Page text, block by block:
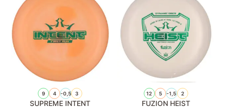
9 4 -0,5 3
SUPREME INTENT
12 5 -1,5 2
FUZION HEIST